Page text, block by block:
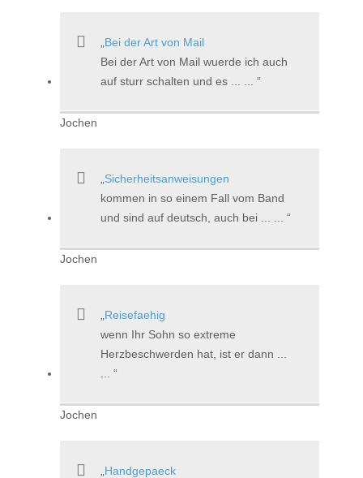
Bei der Art von Mail
Bei der Art von Mail wuerde ich auch
auf sturr schalten und es ... ...
Jochen
Sicherheitsanweisungen
kommen in so einem Fall vom Band
und sind auf deutsch, auch bei ... ...
Jochen
Reisefaehig
wenn Ihr Sohn so extreme
Herzbeschwerden hat, ist er dann ...
Jochen
Handgepaeck